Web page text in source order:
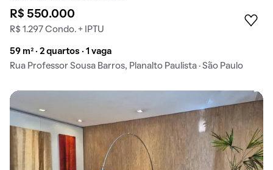
R$ 550.000
R$ 1.297 Condo. + IPTU
59 m² · 2 quartos · 1 vaga
Rua Professor Sousa Barros, Planalto Paulista · São Paulo